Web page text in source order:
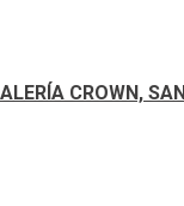
CROWN,